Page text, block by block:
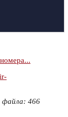
файла: 466